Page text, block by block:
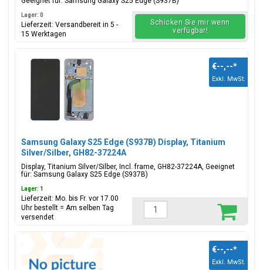
Lager: 0
Lieferzeit: Versandbereit in 5 -
15 Werktagen
Schicken Sie mir wenn
verfügbar!
Samsung Galaxy S25 Edge (S937B) Display, Titanium
Silver/Silber, GH82-37224A
Display, Titanium Silver/Silber, Incl. frame, GH82-37224A, Geeignet
für: Samsung Galaxy S25 Edge (S937B)
€--,--*
Exkl. MwSt.
Lager: 1
Lieferzeit: Mo. bis Fr. vor 17.00
Uhr bestellt = Am selben Tag
versendet
€--,--*
Exkl. MwSt.